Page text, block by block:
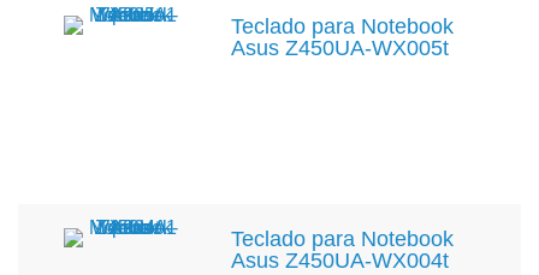
Teclado para Notebook
Asus Z450UA-WX005t
Teclado para Notebook
Asus Z450UA-WX004t